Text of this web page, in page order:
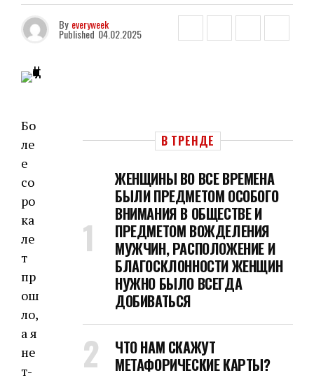
By everyweek
Published 04.02.2025
Бо
ле
е
со
ро
ка
ле
т
пр
ош
ло,
а я
не
т-
В ТРЕНДЕ
ЖЕНЩИНЫ ВО ВСЕ ВРЕМЕНА
БЫЛИ ПРЕДМЕТОМ ОСОБОГО
ВНИМАНИЯ В ОБЩЕСТВЕ И
ПРЕДМЕТОМ ВОЖДЕЛЕНИЯ
МУЖЧИН, РАСПОЛОЖЕНИЕ И
БЛАГОСКЛОННОСТИ ЖЕНЩИН
НУЖНО БЫЛО ВСЕГДА
ДОБИВАТЬСЯ
ЧТО НАМ СКАЖУТ
МЕТАФОРИЧЕСКИЕ КАРТЫ?